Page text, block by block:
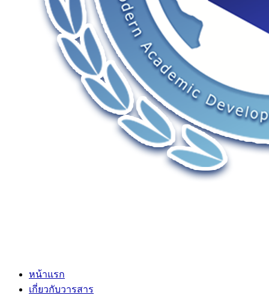
หน้าแรก
เกี่ยวกับวารสาร